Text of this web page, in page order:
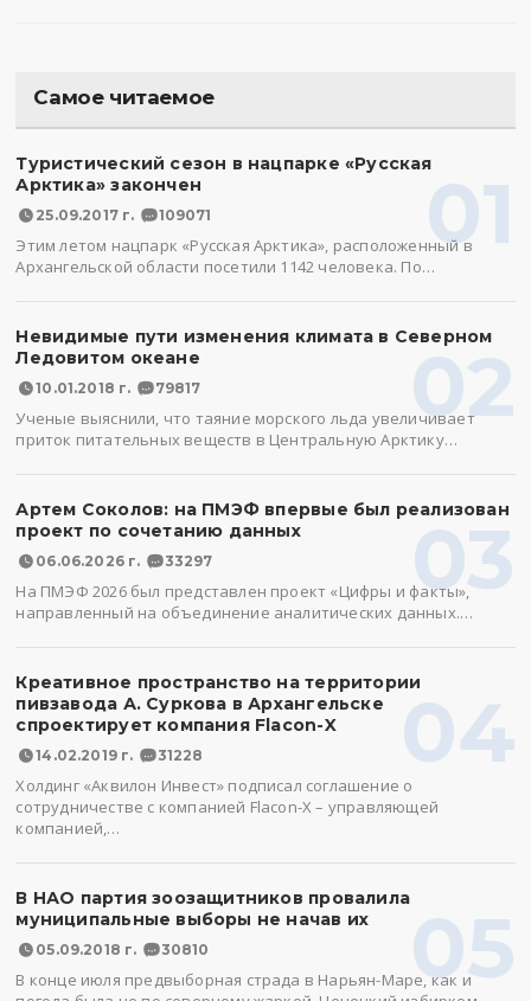
Самое читаемое
01
Туристический сезон в нацпарке «Русская
Арктика» закончен
25.09.2017 г. 109071
Этим летом нацпарк «Русская Арктика», расположенный в
Архангельской области посетили 1142 человека. По…
02
Невидимые пути изменения климата в Северном
Ледовитом океане
10.01.2018 г. 79817
Ученые выяснили, что таяние морского льда увеличивает
приток питательных веществ в Центральную Арктику…
03
Артем Соколов: на ПМЭФ впервые был реализован
проект по сочетанию данных
06.06.2026 г. 33297
На ПМЭФ 2026 был представлен проект «Цифры и факты»,
направленный на объединение аналитических данных.…
04
Креативное пространство на территории
пивзавода А. Суркова в Архангельске
спроектирует компания Flacon-X
14.02.2019 г. 31228
Холдинг «Аквилон Инвест» подписал соглашение о
сотрудничестве с компанией Flacon-X – управляющей
компанией,…
05
В НАО партия зоозащитников провалила
муниципальные выборы не начав их
05.09.2018 г. 30810
В конце июля предвыборная страда в Нарьян-Маре, как и